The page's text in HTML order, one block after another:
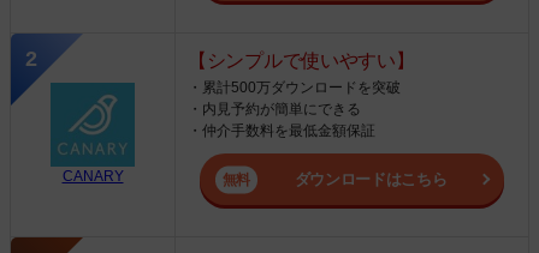
CANARY
【シンプルで使いやすい】
・累計500万ダウンロードを突破
・内見予約が簡単にできる
・仲介手数料を最低金額保証
ダウンロードはこちら